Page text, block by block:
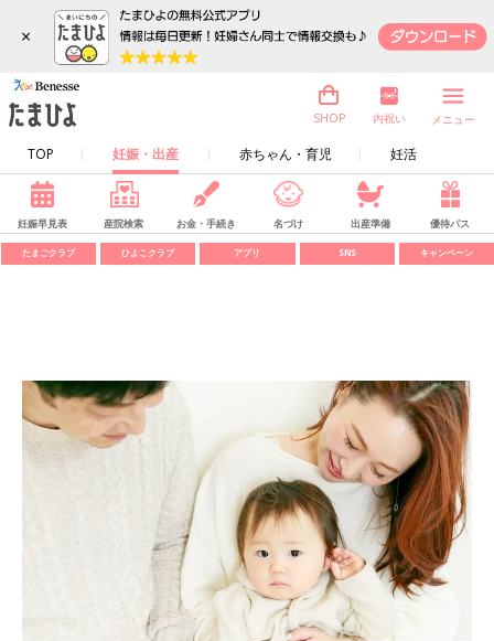
×
TOP 妊娠・出産 赤ちゃん・育児 妊活
SHOP 内祝い メニュー
妊娠早見表 産院検索 お金・手続き 名づけ 出産準備 優待パス
たまごクラブ ひよこクラブ アプリ SNS キャンペーン